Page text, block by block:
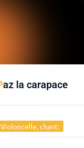
Paz la carapace
Violoncelle, chant: